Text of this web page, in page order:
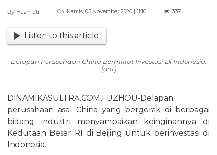
By Hasmiati On Kamis, 05 November 2020 | 11:10 337
Listen to this article
Delapan Perusahaan China Berminat Investasi Di Indonesia.
(ant)
DINAMIKASULTRA.COM,FUZHOU-Delapan
perusahaan asal China yang bergerak di berbagai
bidang industri menyampaikan keinginannya di
Kedutaan Besar RI di Beijing untuk berinvestasi di
Indonesia.